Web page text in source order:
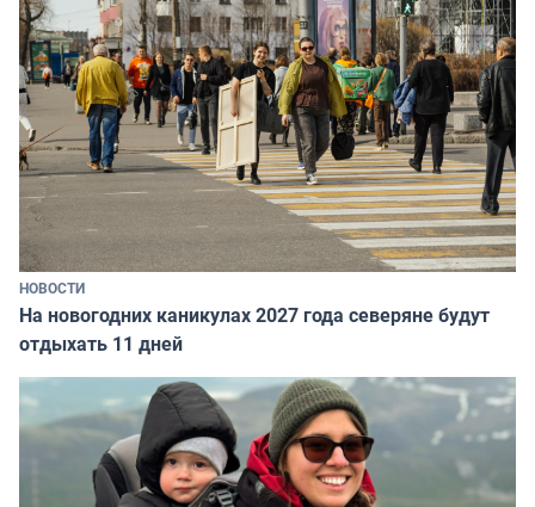
НОВОСТИ
На новогодних каникулах 2027 года северяне будут
отдыхать 11 дней